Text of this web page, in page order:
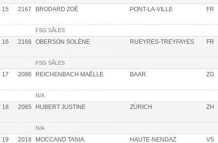
15 2167 BRODARD ZOÉ PONT-LA-VILLE FR
FSG SÂLES
16 2166 OBERSON SOLÈNE RUEYRES-TREYFAYES FR
FSG SÂLES
17 2086 REICHENBACH MAËLLE BAAR ZG
N/A
18 2085 HUBERT JUSTINE ZÜRICH ZH
N/A
19 2018 MOCCAND TANIA HAUTE-NENDAZ VS